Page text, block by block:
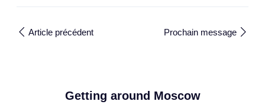
Article précédent Prochain message
Getting around Moscow